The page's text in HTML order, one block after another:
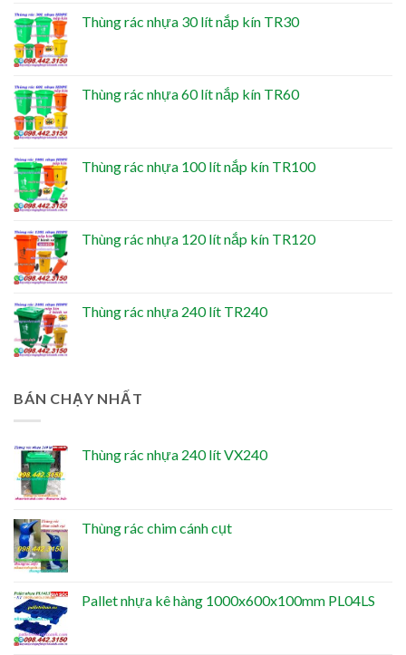
Thùng rác nhựa 30 lít nắp kín TR30
Thùng rác nhựa 60 lít nắp kín TR60
Thùng rác nhựa 100 lít nắp kín TR100
Thùng rác nhựa 120 lít nắp kín TR120
Thùng rác nhựa 240 lít TR240
BÁN CHẠY NHẤT
Thùng rác nhựa 240 lít VX240
Thùng rác chim cánh cụt
Pallet nhựa kê hàng 1000x600x100mm PL04LS